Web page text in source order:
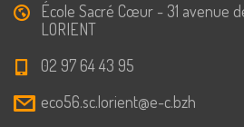
École Sacré Cœur - 31 avenue
LORIENT
02 97 64 43 95
eco56.sc.lorient@e-c.bzh